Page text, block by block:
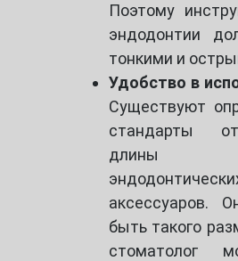
Поэтому
эндодонтии
тонкими и
Удобство в
Существуют
стандарты
длины
аксессуаров.
быть такого
стоматолог